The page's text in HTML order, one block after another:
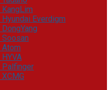
Everdigm
Atom
Palfinger